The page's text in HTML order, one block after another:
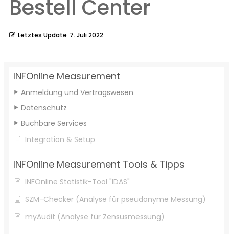
INFOnline Measurement
Anmeldung und Vertragswesen
Datenschutz
Buchbare Services
Integration & Setup
INFOnline Measurement Tools & Tipps
INFOnline Statistik-Tool "IDAS"
SZM-Checker (Analyse für pseudonyme Messung)
myAudit (Analyse für Zensusmessung)
Bestell Center
Letztes Update 7. Juli 2022